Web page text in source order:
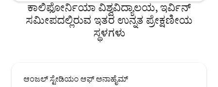
ಕಾಲಿಫೋರ್ನಿಯಾ ವಿಶ್ವವಿದ್ಯಾಲಯ, ಇರ್ವಿನ್
ಸಮೀಪದಲ್ಲಿರುವ ಇತರ ಉನ್ನತ ಪ್ರೇಕ್ಷಣೀಯ
ಸ್ಥಳಗಳು
ಆಂಜಲ್ ಸ್ಟೇಡಿಯಂ ಆಫ್ ಅನಾಹೈಮ್